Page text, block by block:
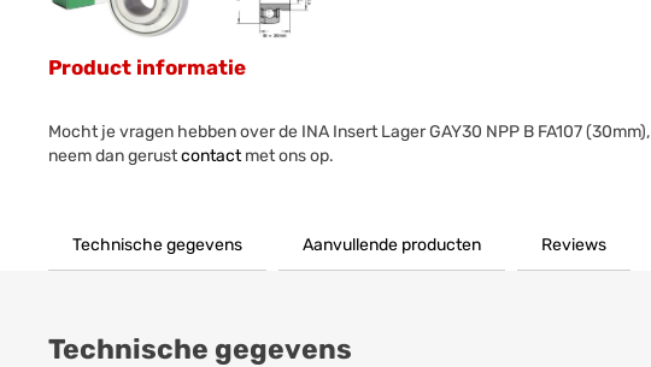
Product informatie
Mocht je vragen hebben over de INA Insert Lager GAY30 NPP B FA107 (30mm),
neem dan gerustcontactmet ons op.
Technische gegevens Aanvullende producten Reviews
Technische gegevens